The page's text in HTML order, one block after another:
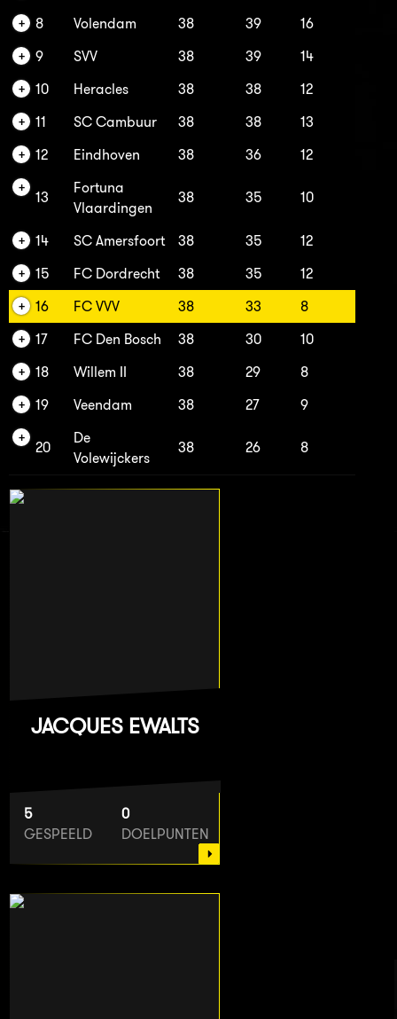
8
Volendam 38 39
16
9
SVV 38 39
14
10
Heracles 38 38
12
11
SC Cambuur 38 38
13
12
Eindhoven 38 36 12
13
Fortuna
Vlaardingen
38 35 10
14 SC Amersfoort 38 35
12
15
FC Dordrecht 38 35
12
16
FC VVV 38 33
8
17
FC Den Bosch 38 30
10
18
Willem II 38 29
8
19
Veendam 38 27 9
20
De
Volewijckers
38 26 8
JACQUES EWALTS
5
GESPEELD
0
DOELPUNTEN